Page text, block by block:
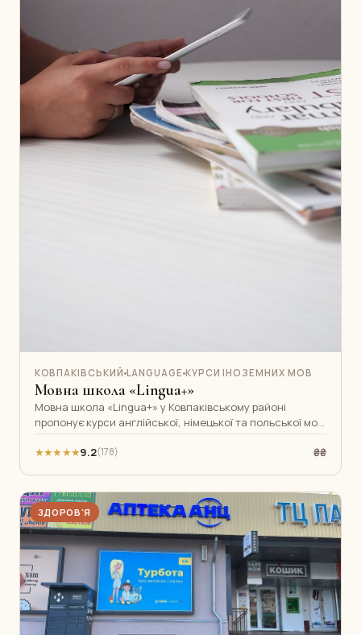
КОВПАКІВСЬКИЙ LANGUAGE КУРСИ ІНОЗЕМНИХ МОВ
Мовна школа «Lingua+»
Мовна школа «Lingua+» у Ковпаківському районі
пропонує курси англійської, німецької та польської мов
для дітей та дорослих. Досвід
★★★★★9.2(178) ₴₴
ЗДОРОВ'Я